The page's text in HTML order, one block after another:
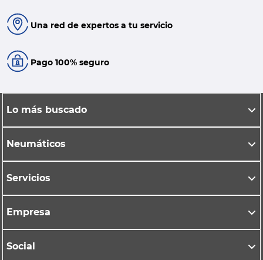
Una red de expertos a tu servicio
Pago 100% seguro
Lo más buscado
Neumáticos
Servicios
Empresa
Social